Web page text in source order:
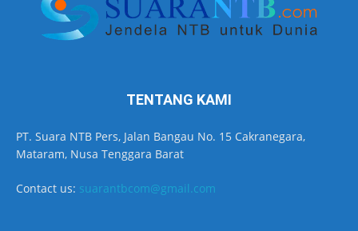
TENTANG KAMI
PT. Suara NTB Pers, Jalan Bangau No. 15 Cakranegara,
Mataram, Nusa Tenggara Barat
Contact us: suarantbcom@gmail.com